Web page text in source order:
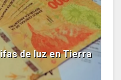
de luz en Tierra